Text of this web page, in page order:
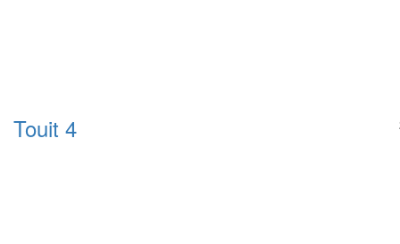
Touit 4